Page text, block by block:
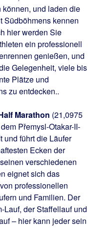
und laden die
Südböhmens kennen
hier werden Sie
ein professionell
genießen, und
Gelegenheit, viele bis
Plätze und
zu entdecken..
Marathon (21,0975
Přemysl-Otakar-II-
und führt die Läufer
Ecken der
verschiedenen
eignet sich das
professionellen
und Familien. Der
Lauf, der Staffellauf und
– hier kann jeder sein